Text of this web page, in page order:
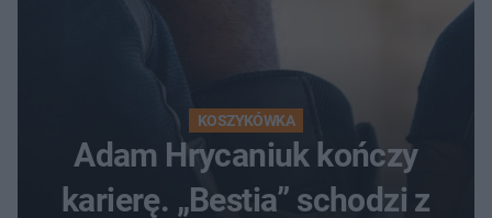
KOSZYKÓWKA
Adam Hrycaniuk kończy
karierę. „Bestia” schodzi z